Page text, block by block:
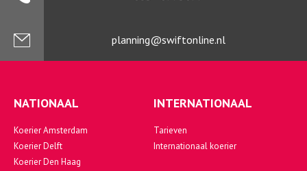
planning@swiftonline.nl
NATIONAAL
Koerier Amsterdam
Koerier Delft
Koerier Den Haag
INTERNATIONAAL
Tarieven
Internationaal koerier